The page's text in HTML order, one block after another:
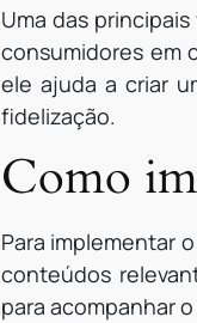
Uma das
consumidores em
ele ajuda a criar
fidelização.
Como
Para implementar
conteúdos
para acompanhar